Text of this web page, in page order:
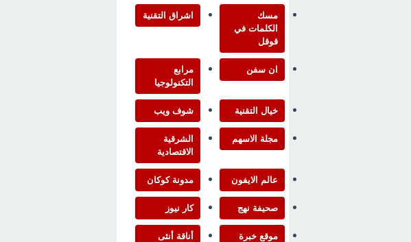
مسك
الكلمات في
قوقل
اشراق التقنية
ان سفن
مرابع
التكنولوجيا
خيال التقنية شوف ويب
مجلة الاسهم
الشرقية
الاقتصادية
عالم الايفون مدونة كوكان
صحيفة نهج كار نيوز
موقع خبرة
أناقة أنثى